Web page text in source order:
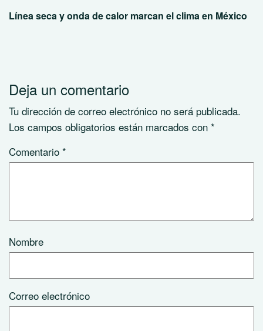
Línea seca y onda de calor marcan el clima en México
Deja un comentario
Tu dirección de correo electrónico no será publicada.
Los campos obligatorios están marcados con *
Comentario *
Nombre
Correo electrónico